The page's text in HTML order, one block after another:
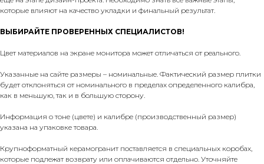
которые влияют на качество укладки и финальный результат.
ВЫБИРАЙТЕ ПРОВЕРЕННЫХ СПЕЦИАЛИСТОВ!
Цвет материалов на экране монитора может отличаться от реального.
Указанные на сайте размеры – номинальные. Фактический размер плитки
будет отклоняться от номинального в пределах определенного калибра,
как в меньшую, так и в большую сторону.
Информация о тоне (цвете) и калибре (производственный размер)
указана на упаковке товара.
Крупноформатный керамогранит поставляется в специальных коробах,
которые подлежат возврату или оплачиваются отдельно. Уточняйте